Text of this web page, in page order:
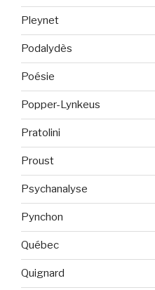
Pleynet
Podalydès
Poésie
Popper-Lynkeus
Pratolini
Proust
Psychanalyse
Pynchon
Québec
Quignard